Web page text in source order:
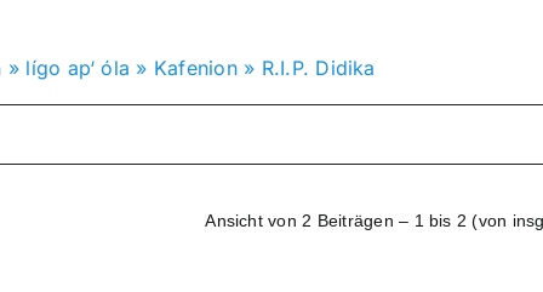
» lígo ap‘ óla » Kafenion» R.I.P. Didika
Ansicht von 2 Beiträgen – 1 bis 2 (von